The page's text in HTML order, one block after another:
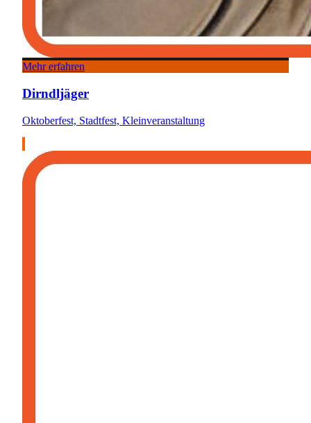
Mehr erfahren
Dirndljäger
Oktoberfest, Stadtfest, Kleinveranstaltung